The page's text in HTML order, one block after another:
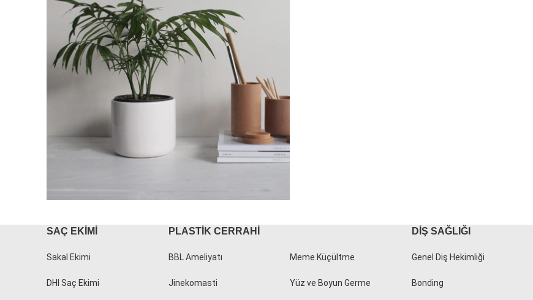
Potenti parturient parturie
SAÇ EKIMI
Sakal Ekimi
DHI Saç Ekimi
PLASTIK CERRAHI
BBL Ameliyatı
Jinekomasti
Meme Küçültme
Yüz ve Boyun Germe
DIŞ SAĞLIĞI
Genel Diş Hekimliği
Bonding